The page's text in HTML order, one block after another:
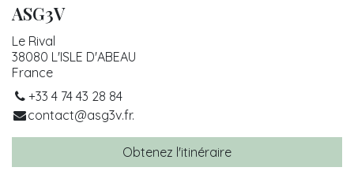
ASG3V
Le Rival
38080 L'ISLE D'ABEAU
France
+33 4 74 43 28 84
contact@asg3v.fr.
Obtenez l'itinéraire